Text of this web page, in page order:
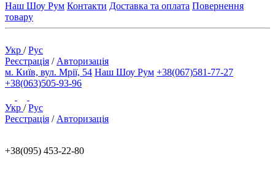
Наш Шоу Рум Контакти Доставка та оплата Повернення
товару
Укр /Рус
Реєстрація / Авторизація
м. Київ, вул. Мрії, 54 Наш Шоу Рум +38(067)581-77-27
+38(063)505-93-96
Укр /Рус
Реєстрація / Авторизація
+38(095) 453-22-80